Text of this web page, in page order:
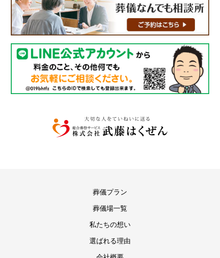
葬儀プラン
葬儀場一覧
私たちの想い
選ばれる理由